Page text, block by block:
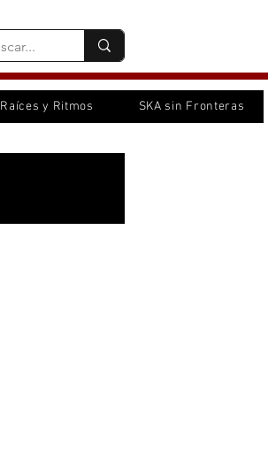
Raíces y Ritmos SKA sin Fronteras